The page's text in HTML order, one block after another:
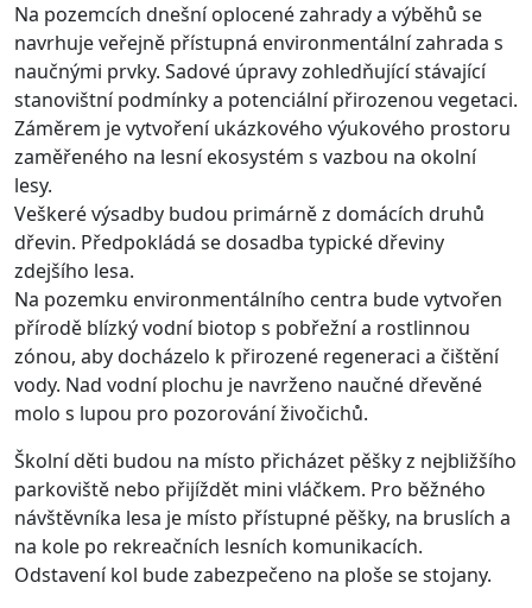
Na pozemcích dnešní oplocené zahrady a výběhů se
navrhuje veřejně přístupná environmentální zahrada s
naučnými prvky. Sadové úpravy zohledňující stávající
stanovištní podmínky a potenciální přirozenou vegetaci.
Záměrem je vytvoření ukázkového výukového prostoru
zaměřeného na lesní ekosystém s vazbou na okolní
lesy.
Veškeré výsadby budou primárně z domácích druhů
dřevin. Předpokládá se dosadba typické dřeviny
zdejšího lesa.
Na pozemku environmentálního centra bude vytvořen
přírodě blízký vodní biotop s pobřežní a rostlinnou
zónou, aby docházelo k přirozené regeneraci a čištění
vody. Nad vodní plochu je navrženo naučné dřevěné
molo s lupou pro pozorování živočichů.
Školní děti budou na místo přicházet pěšky z nejbližšího
parkoviště nebo přijíždět mini vláčkem. Pro běžného
návštěvníka lesa je místo přístupné pěšky, na bruslích a
na kole po rekreačních lesních komunikacích.
Odstavení kol bude zabezpečeno na ploše se stojany.